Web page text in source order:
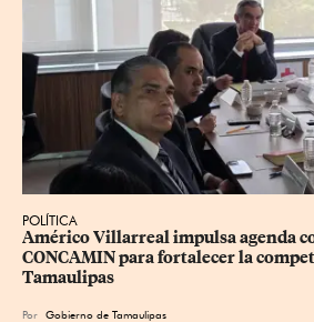
POLÍTICA
Américo Villarreal impulsa agenda
CONCAMIN para fortalecer la
Tamaulipas
Por Gobierno de Tamaulipas